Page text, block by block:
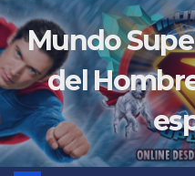
Mundo
del